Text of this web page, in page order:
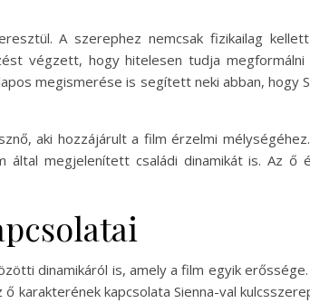
A szerephez nemcsak fizikailag
végzett, hogy hitelesen tudja
megismerése is segített neki abban, hogy
aki hozzájárult a film érzelmi
megjelenített családi dinamikát is. Az ő
dinamikáról is, amely a film egyik
kapcsolata Sienna-val